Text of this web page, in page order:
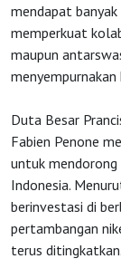
mendapat
memperkuat
maupun
menyempurnakan
Duta Besar
Fabien Penone
untuk mendorong
Indonesia.
berinvestasi di
pertambangan
terus ditingkatkan.